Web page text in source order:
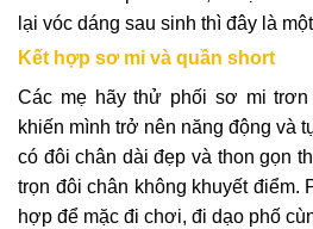
lại vóc dáng sau sinh thì đây là
Kết hợp sơ mi và quần short
Các mẹ hãy thử phối sơ mi
khiến mình trở nên năng động và
có đôi chân dài đẹp và thon gọn
trọn đôi chân không khuyết điểm.
hợp để mặc đi chơi, đi dạo phố